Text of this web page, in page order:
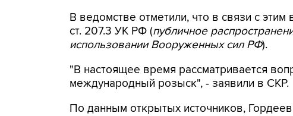
В ведомстве отметили, что в связи с
ст. 207.3 УК РФ (публичное
использовании Вооруженных сил РФ).
"В настоящее время рассматривается
международный розыск", - заявили в СКР.
По данным открытых источников,